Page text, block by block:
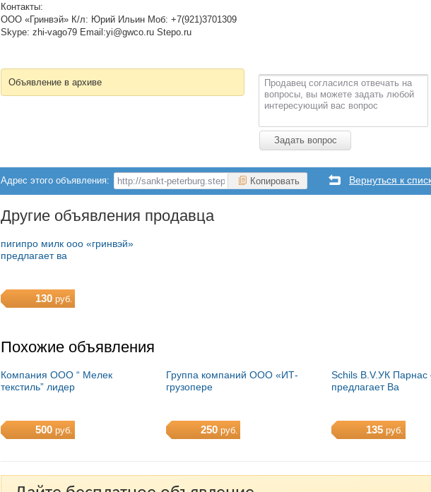
Контакты:
ООО «Гринвэй» К/л: Юрий Ильин Моб: +7(921)3701309
Skype: zhi-vago79 Email:yi@gwco.ru Stepo.ru
Продавец согласился отвечать на
вопросы, вы можете задать любой
интересующий вас вопрос
Задать вопрос
Объявление в архиве
Адрес этого объявления: Копировать Вернуться к
Другие объявления продавца
пигипро милк ооо «гринвэй»
предлагает ва
130 руб.
Похожие объявления
Компания ООО “ Мелек
текстиль” лидер
500 руб.
Группа компаний ООО «ИТ-
грузопере
250 руб.
Schils B.V.УК
предлагает Ва
135 руб.